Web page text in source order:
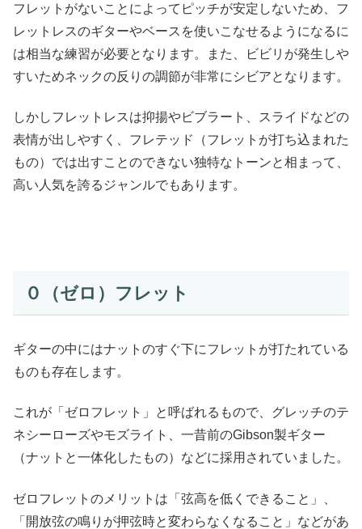
フレットがないことによってピッチが安定しないため、フ
レットレスのギターやベースを使いこなせるようになるに
は相当な練習が必要となります。また、ビビリが発生しや
すいためネックの反りの調節が非常にシビアとなります。
しかしフレットレスは抑揚やビブラート、スライドなどの
表情が出しやすく、フレテッド（フレットが打ち込まれた
もの）では出すことのできない独特なトーンと相まって、
高い人気を誇るジャンルでもあります。
０（ゼロ）フレット
ギターの中にはナットのすぐ下にフレットが打たれている
ものも存在します。
これが「ゼロフレット」と呼ばれるもので、グレッチのテ
ネシーローズやモズライト、一昔前のGibson製ギター
（ナットと一体化したもの）などに採用されていました。
ゼロフレットのメリットは「弦高を低くできること」、
「開放弦の鳴りが押弦時と変わらなくなること」などがあ